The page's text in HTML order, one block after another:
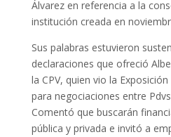
Álvarez en referencia a la
institución creada en
Sus palabras estuvieron
declaraciones que ofreció
la CPV, quien vio la
para negociaciones entre
Comentó que buscarán
pública y privada e invitó a